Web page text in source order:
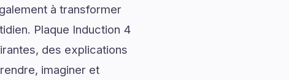
à transformer
Plaque Induction 4
des explications
imaginer et